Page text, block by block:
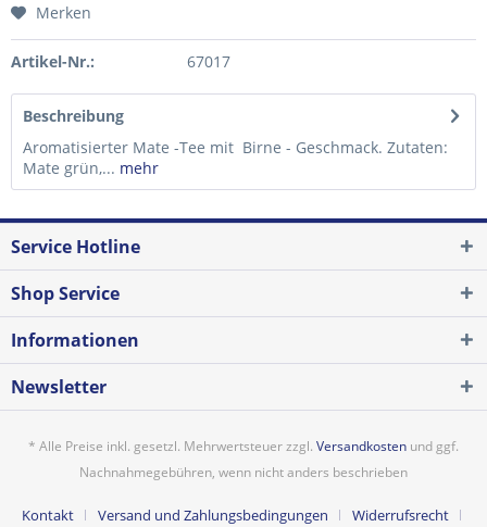
Merken
Artikel-Nr.: 67017
Beschreibung
Aromatisierter Mate -Tee mit Birne - Geschmack. Zutaten:
Mate grün,... mehr
Service Hotline
Shop Service
Informationen
Newsletter
* Alle Preise inkl. gesetzl. Mehrwertsteuer zzgl. Versandkosten und ggf.
Nachnahmegebühren, wenn nicht anders beschrieben
Kontakt Versand und Zahlungsbedingungen Widerrufsrecht